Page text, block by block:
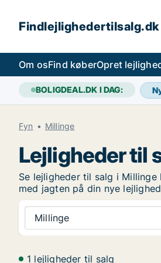
Findlejlighedertilsalg.dk
Om osFind køberOpret
BOLIGDEAL.DK I DAG:
Fyn Millinge
Lejligheder til
Se lejligheder til salg i
med jagten på din nye
Millinge
1 lejligheder til salg